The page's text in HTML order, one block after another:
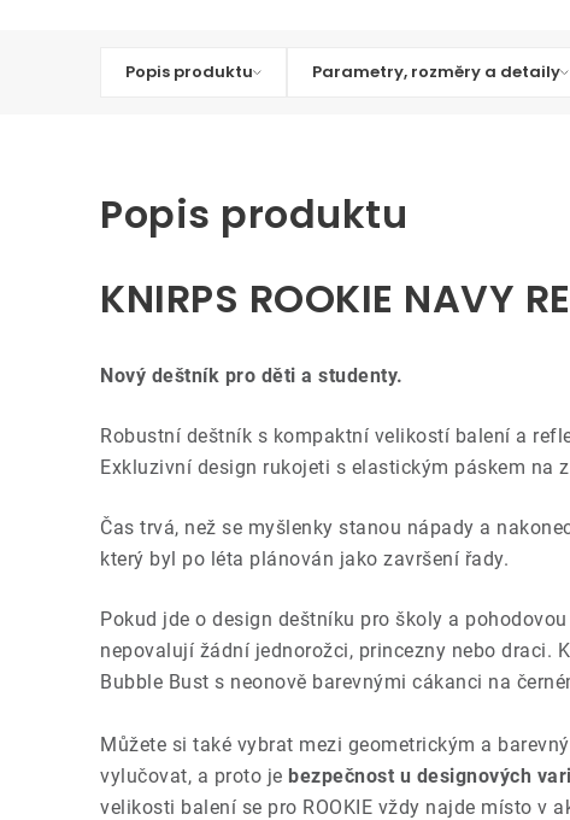
Popis produktu Parametry, rozměry a detaily
Popis produktu
KNIRPS ROOKIE NAVY
Nový deštník pro děti a studenty.
Robustní deštník s kompaktní velikostí balení a
Exkluzivní design rukojeti s elastickým páskem na
Čas trvá, než se myšlenky stanou nápady a
který byl po léta plánován jako završení řady.
Pokud jde o design deštníku pro školy a
nepovalují žádní jednorožci, princezny nebo draci.
Bubble Bust s neonově barevnými cákanci na
Můžete si také vybrat mezi geometrickým a
vylučovat, a proto je bezpečnost u designových
velikosti balení se pro ROOKIE vždy najde místo v